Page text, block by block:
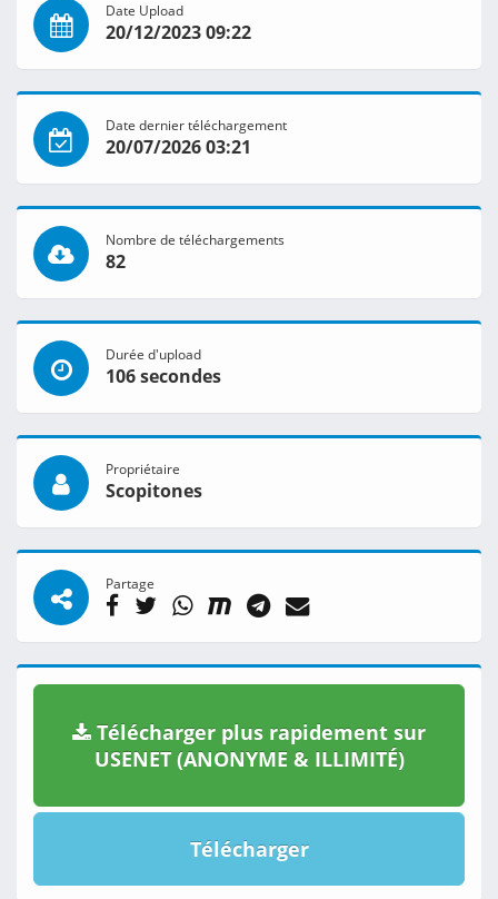
Date Upload
20/12/2023 09:22
Date dernier téléchargement
20/07/2026 03:21
Nombre de téléchargements
82
Durée d'upload
106 secondes
Propriétaire
Scopitones
Partage
Télécharger plus rapidement sur
USENET (ANONYME & ILLIMITÉ)
Télécharger